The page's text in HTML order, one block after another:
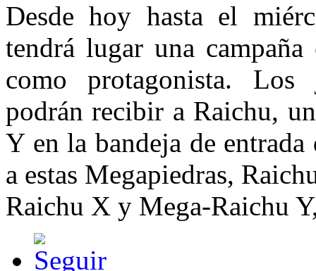
Desde hoy hasta el
tendrá lugar una
como protagonista. Los
podrán recibir a Raichu,
Y en la bandeja de
a estas Megapiedras,
Raichu X y Mega-Raichu